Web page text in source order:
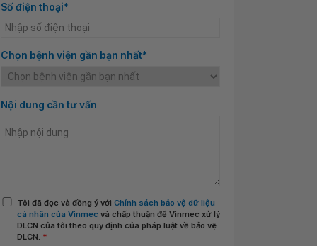
Số điện thoại*
Chọn bệnh viện gần bạn nhất*
Nội dung cần tư vấn
Tôi đã đọc và đồng ý với Chính sách bảo vệ dữ liệu
cá nhân của Vinmec và chấp thuận để Vinmec xử lý
DLCN của tôi theo quy định của pháp luật về bảo vệ
DLCN. *